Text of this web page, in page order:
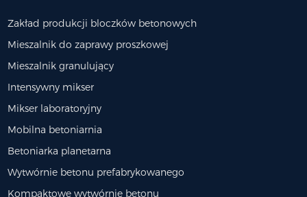
Zakład produkcji bloczków betonowych
Mieszalnik do zaprawy proszkowej
Mieszalnik granulujący
Intensywny mikser
Mikser laboratoryjny
Mobilna betoniarnia
Betoniarka planetarna
Wytwórnie betonu prefabrykowanego
Kompaktowe wytwórnie betonu